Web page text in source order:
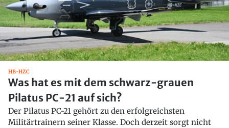
HB-HZC
Was hat es mit dem schwarz-grauen
Pilatus PC-21 auf sich?
Der Pilatus PC-21 gehört zu den erfolgreichsten
Militärtrainern seiner Klasse. Doch derzeit sorgt nicht